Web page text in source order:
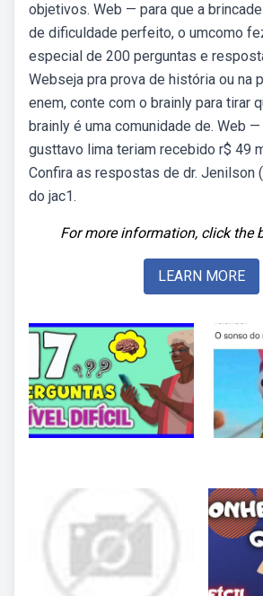
objetivos. Web — para que a
de dificuldade perfeito, o umcomo
especial de 200 perguntas e
Webseja pra prova de história ou na
enem, conte com o brainly para tirar
brainly é uma comunidade de. Web
gusttavo lima teriam recebido r$ 49
Confira as respostas de dr. Jenilson
do jac1.
For more information, click the
LEARN MORE